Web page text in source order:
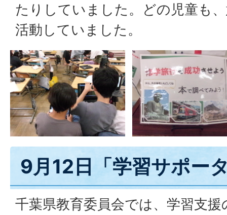
たりしていました。どの児童も
活動していました。
9月12日「学習サポー
千葉県教育委員会では、学習支